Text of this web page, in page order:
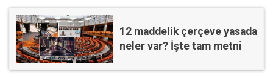
12 maddelik çerçeve yasada
neler var? İşte tam metni